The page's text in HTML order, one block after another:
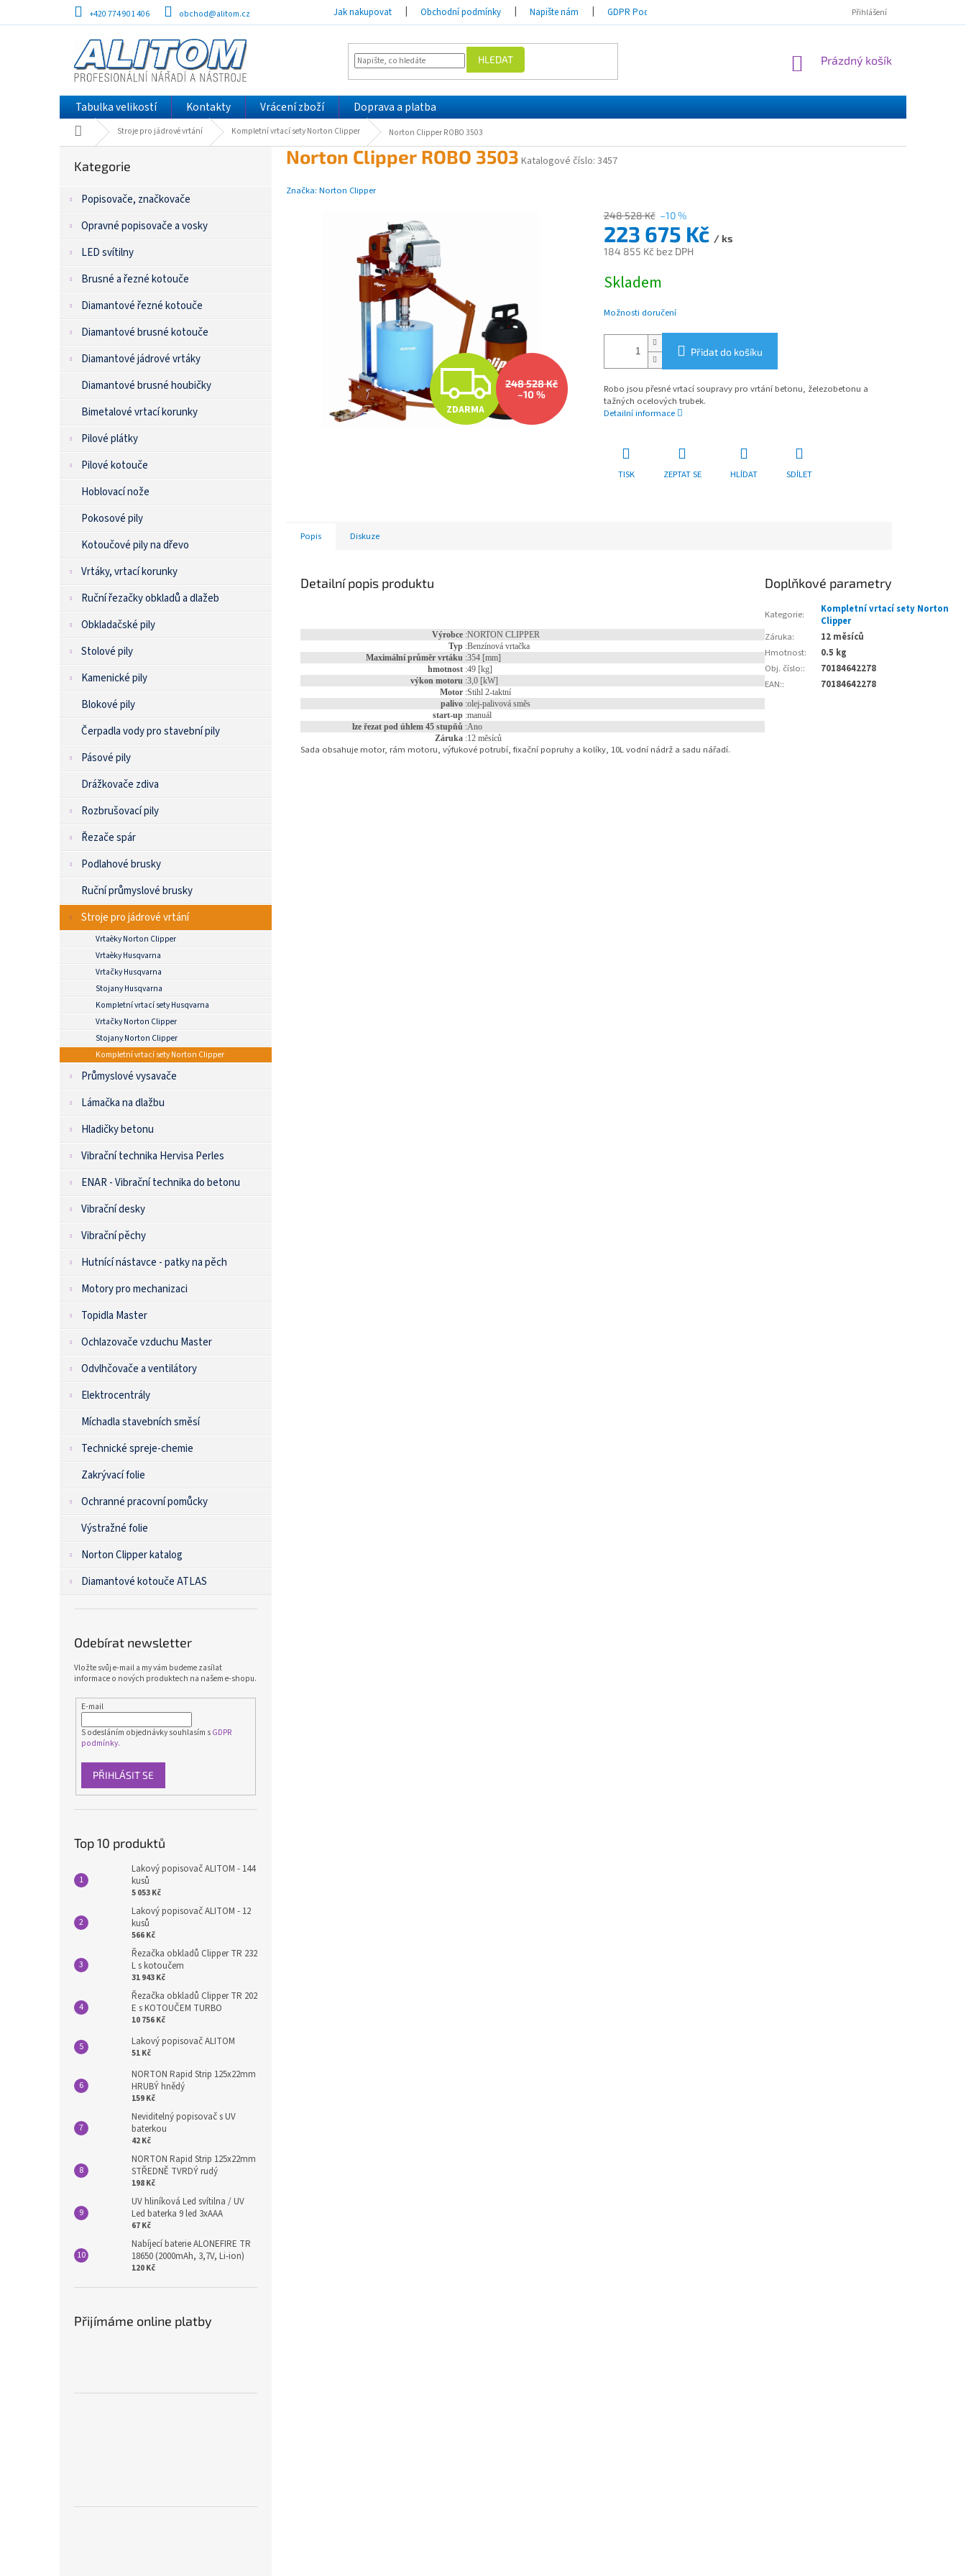
obsah
+420 774 901 406 obchod@alitom.cz Jak nakupovat Obchodní podmínky Napište nám GDPR Podmínky ochrany osobních údajů ESSOX - nákup na splátky
Přihlášení
HLEDAT
NÁKUPNÍ
Prázdný košík
Tabulka velikostí Kontakty Vrácení zboží Doprava a platba
Domů Stroje pro jádrové vrtání Kompletní vrtací sety Norton Clipper Norton Clipper ROBO 3503
kategorie
Kategorie
Popisovače, značkovače
Opravné popisovače a vosky
LED svítilny
Brusné a řezné kotouče
Diamantové řezné kotouče
Diamantové brusné kotouče
Diamantové jádrové vrtáky
Diamantové brusné houbičky
Bimetalové vrtací korunky
Pilové plátky
Pilové kotouče
Hoblovací nože
Pokosové pily
Kotoučové pily na dřevo
Vrtáky, vrtací korunky
Ruční řezačky obkladů a dlažeb
Obkladačské pily
Stolové pily
Kamenické pily
Blokové pily
Čerpadla vody pro stavební pily
Pásové pily
Drážkovače zdiva
Rozbrušovací pily
Řezače spár
Podlahové brusky
Ruční průmyslové brusky
Stroje pro jádrové vrtání
Vrtaèky Norton Clipper
Vrtaèky Husqvarna
Vrtačky Husqvarna
Stojany Husqvarna
Kompletní vrtací sety Husqvarna
Vrtačky Norton Clipper
Stojany Norton Clipper
Kompletní vrtací sety Norton Clipper
Průmyslové vysavače
Lámačka na dlažbu
Hladičky betonu
Vibrační technika Hervisa Perles
ENAR - Vibrační technika do betonu
Vibrační desky
Vibrační pěchy
Hutnící nástavce - patky na pěch
Motory pro mechanizaci
Topidla Master
Ochlazovače vzduchu Master
Odvlhčovače a ventilátory
Elektrocentrály
Míchadla stavebních směsí
Technické spreje-chemie
Zakrývací folie
Ochranné pracovní pomůcky
Výstražné folie
Norton Clipper katalog
Diamantové kotouče ATLAS
Odebírat newsletter
Vložte svůj e-mail a my vám budeme zasílat
informace o nových produktech na našem e-shopu.
E-mail
S odesláním objednávky souhlasím sGDPR
podmínky.
PŘIHLÁSIT SE
Top 10 produktů
Lakový popisovač ALITOM - 144
kusů
5 053 Kč
Lakový popisovač ALITOM - 12
kusů
566 Kč
Řezačka obkladů Clipper TR 232
L s kotoučem
31 943 Kč
Řezačka obkladů Clipper TR 202
E s KOTOUČEM TURBO
10 756 Kč
Lakový popisovač ALITOM
51 Kč
NORTON Rapid Strip 125x22mm
HRUBÝ hnědý
159 Kč
Neviditelný popisovač s UV
baterkou
42 Kč
NORTON Rapid Strip 125x22mm
STŘEDNĚ TVRDÝ rudý
198 Kč
UV hliníková Led svítilna / UV
Led baterka 9 led 3xAAA
67 Kč
Nabíjecí baterie ALONEFIRE TR
18650 (2000mAh, 3,7V, Li-ion)
120 Kč
Přijímáme online platby
Norton Clipper ROBO 3503 Katalogové číslo: 3457
Značka: Norton Clipper
Z
D
A
ZDARMA
248 528 Kč
–10 %
248 528 Kč –10 %
223 675 Kč / ks
184 855 Kč bez DPH
cena:
Skladem
Možnosti doručení
Přidat do košíku
Robo jsou přesné vrtací soupravy pro vrtání betonu, železobetonu a
tažných ocelových trubek.
Detailní informace
TISK ZEPTAT SE HLÍDAT SDÍLET
Popis Diskuze
Detailní popis produktu
Výrobce :NORTON CLIPPER
Typ :Benzínová vrtačka
Maximální průměr vrtáku :354 [mm]
hmotnost :49 [kg]
výkon motoru :3,0 [kW]
Motor :Stihl 2-taktní
palivo :olej-palivová směs
start-up :manuál
lze řezat pod úhlem 45 stupňů :Ano
Záruka :12 měsíců
Sada obsahuje motor, rám motoru, výfukové potrubí, fixační popruhy a kolíky, 10L vodní nádrž a sadu nářadí.
Doplňkové parametry
Kategorie:
Kompletní vrtací sety Norton
Clipper
Záruka:
12 měsíců
Hmotnost:
0.5 kg
Obj. číslo::
70184642278
EAN:: 70184642278